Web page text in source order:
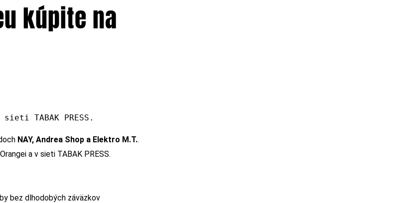
kúpite na
TABAK PRESS.
NAY, Andrea Shop a Elektro M.T..
a v sieti TABAK PRESS.
bez dlhodobých záväzkov